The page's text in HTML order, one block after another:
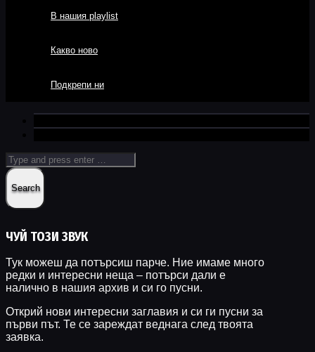
В нашия playlist
Какво ново
Подкрепи ни
ЧУЙ ТОЗИ ЗВУК
Тук можеш да потърсиш парче. Ние имаме много
редки и интересни неща – потърси дали е
налично в нашия архив и си го пусни.
Открий нови интересни заглавия и си ги пусни за
първи път. Те се зареждат веднага след твоята
заявка.